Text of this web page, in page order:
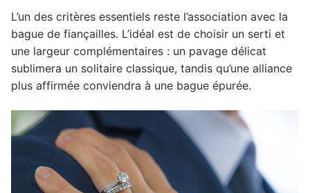
L’un des critères essentiels reste l’association avec la
bague de fiançailles. L’idéal est de choisir un serti et
une largeur complémentaires : un pavage délicat
sublimera un solitaire classique, tandis qu’une alliance
plus affirmée conviendra à une bague épurée.